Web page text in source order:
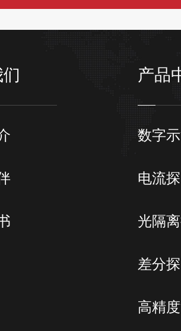
产品
数字
电流
光隔
差分
高精